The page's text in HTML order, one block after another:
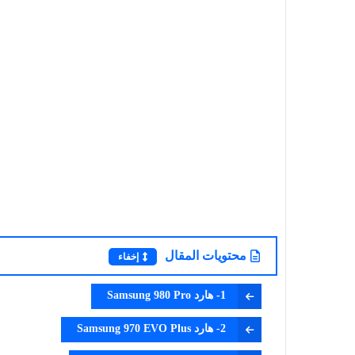
محتويات المقال إخفاء
1- هارد Samsung 980 Pro
2- هارد Samsung 970 EVO Plus